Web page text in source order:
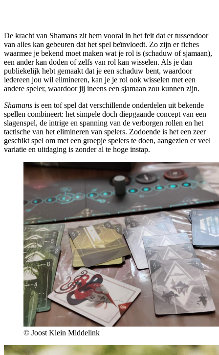
De kracht van Shamans zit hem vooral in het feit dat er tussendoor
van alles kan gebeuren dat het spel beïnvloedt. Zo zijn er fiches
waarmee je bekend moet maken wat je rol is (schaduw of sjamaan),
een ander kan doden of zelfs van rol kan wisselen. Als je dan
publiekelijk hebt gemaakt dat je een schaduw bent, waardoor
iedereen jou wil elimineren, kan je je rol ook wisselen met een
andere speler, waardoor jij ineens een sjamaan zou kunnen zijn.
Shamans is een tof spel dat verschillende onderdelen uit bekende
spellen combineert: het simpele doch diepgaande concept van een
slagenspel, de intrige en spanning van de verborgen rollen en het
tactische van het elimineren van spelers. Zodoende is het een zeer
geschikt spel om met een groepje spelers te doen, aangezien er veel
variatie en uitdaging is zonder al te hoge instap.
© Joost Klein Middelink